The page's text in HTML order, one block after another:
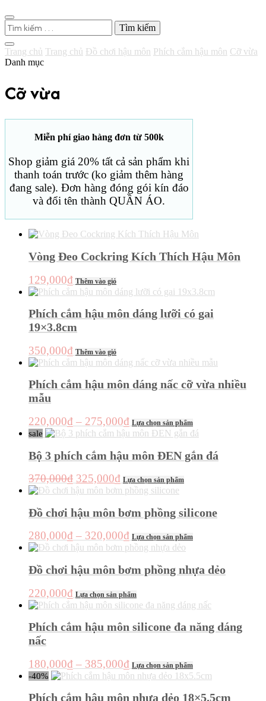
Tìm
kiếm
cho:
Trang chủ Trang chủ Đồ chơi hậu môn Phích cắm hậu môn Cỡ vừa
Danh mục
Cỡ vừa
Miễn phí giao hàng đơn từ 500k
Shop giảm giá 20% tất cả sản phẩm khi
thanh toán trước (ko giảm thêm hàng
đang sale). Đơn hàng đóng gói kín đáo
và đổi tên thành QUẦN ÁO.
Vòng Đeo Cockring Kích Thích Hậu Môn
129,000₫ Thêm vào giỏ
Phích cắm hậu môn dáng lưỡi có gai
19×3.8cm
350,000₫ Thêm vào giỏ
Phích cắm hậu môn dáng nấc cỡ vừa nhiều
mẫu
220,000₫ – 275,000₫Khoảng
giá:
220,000₫
275,000₫
Lựa chọn sản phẩm
phẩm
này
có
nhiều
chọn
thể
trên
phẩm
sale
Bộ 3 phích cắm hậu môn ĐEN gắn đá
370,000₫ Giá
gốc
370,000₫.
325,000₫Giá
hiện
là:
325,000₫.
Lựa chọn sản phẩm
có
nhiều
thể.
Các
chọn
được
trên
Đồ chơi hậu môn bơm phồng silicone
280,000₫ – 320,000₫Khoảng
giá:
280,000₫
320,000₫
Lựa chọn sản phẩm
có
nhiều
Các
chọn
chọn
trên
trang
Đồ chơi hậu môn bơm phồng nhựa dẻo
220,000₫ Lựa chọn sản phẩm
phẩm
này
có
nhiều
Các
tùy
có
Phích cắm hậu môn silicone đa năng dáng
nấc
180,000₫ – 385,000₫Khoảng
giá:
Lựa chọn sản phẩm
phẩm
này
có
-40%
Phích cắm hậu môn nhựa dẻo 18×5.5cm